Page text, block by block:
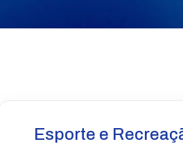
Esporte e